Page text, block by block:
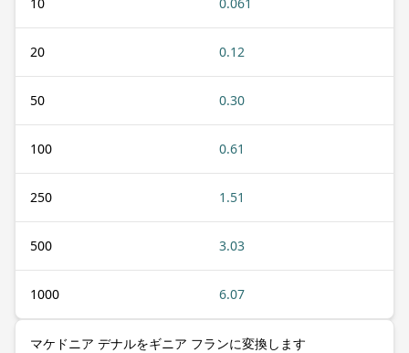
20 0.12
50 0.30
100 0.61
250 1.51
500 3.03
1000 6.07
マケドニア デナルをギニア フランに変換します